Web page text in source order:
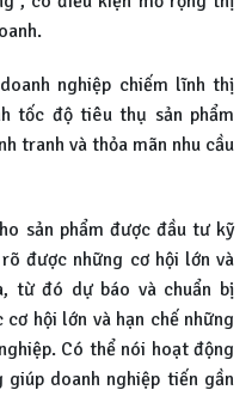
nghiệp chiếm lĩnh thị
tốc độ tiêu thụ sản phẩm
tranh và thỏa mãn nhu cầu
sản phẩm được đầu tư kỹ
được những cơ hội lớn và
từ đó dự báo và chuẩn bị
hội lớn và hạn chế những
Có thể nói hoạt động
doanh nghiệp tiến gần